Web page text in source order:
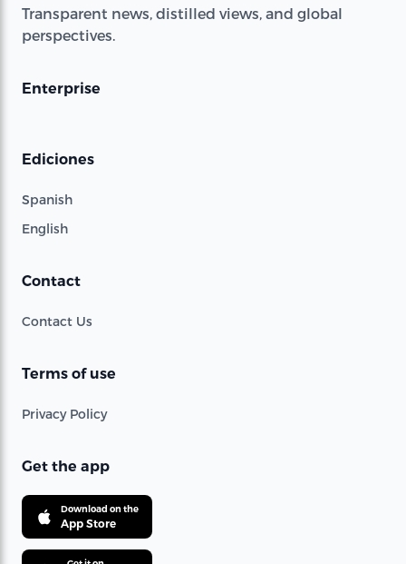
Transparent news, distilled views, and global
perspectives.
Enterprise
Ediciones
Spanish
English
Contact
Contact Us
Terms of use
Privacy Policy
Get the app
Download on the
App Store